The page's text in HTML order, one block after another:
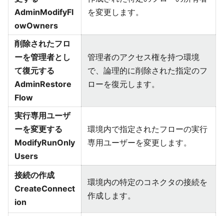
AdminModifyFl
owOwners
を変更します。
削除されたフロ
ーを管理者とし
て復元する
AdminRestore
Flow
管理者のアクセス権を持つ環境
で、論理的に削除された指定のフ
ローを復元します。
実行専用ユーザ
ーを変更する
ModifyRunOnly
Users
環境内で指定されたフローの実行
専用ユーザーを変更します。
接続の作成
CreateConnect
ion
環境内の特定のコネクタの接続を
作成します。